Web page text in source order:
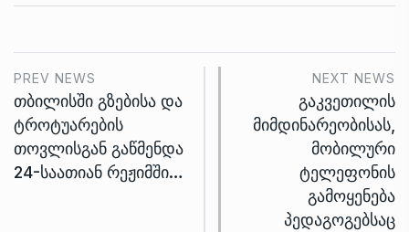
PREV NEWS
თბილისში გზებისა და
ტროტუარების
თოვლისგან გაწმენდა
24-საათიან რეჟიმში…
NEXT NEWS
გაკვეთილის
მიმდინარეობისას,
მობილური
ტელეფონის
გამოყენება
პედაგოგებსაც